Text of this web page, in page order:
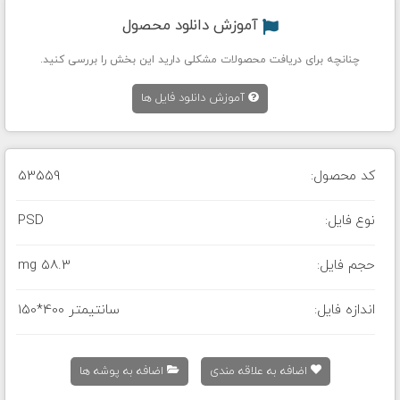
آموزش دانلود محصول
چنانچه برای دریافت محصولات مشکلی دارید این بخش را بررسی کنید.
آموزش دانلود فایل ها
کد محصول: 53559
نوع فایل: PSD
حجم فایل: 58.3 mg
اندازه فایل: 150*400 سانتیمتر
اضافه به علاقه مندی اضافه به پوشه ها